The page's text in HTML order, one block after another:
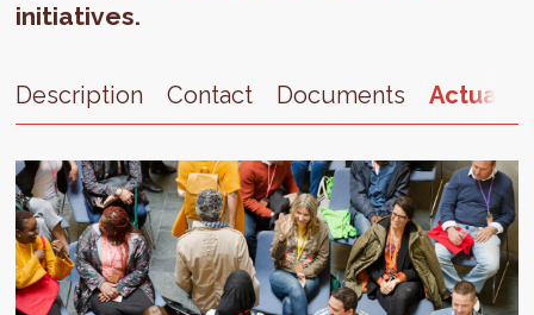
initiatives.
Description Contact Documents